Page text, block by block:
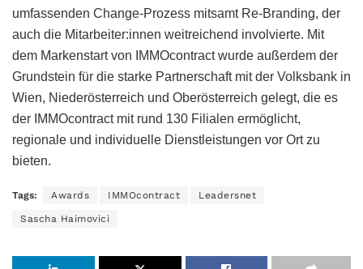
umfassenden Change-Prozess mitsamt Re-Branding, der
auch die Mitarbeiter:innen weitreichend involvierte. Mit
dem Markenstart von IMMOcontract wurde außerdem der
Grundstein für die starke Partnerschaft mit der Volksbank in
Wien, Niederösterreich und Oberösterreich gelegt, die es
der IMMOcontract mit rund 130 Filialen ermöglicht,
regionale und individuelle Dienstleistungen vor Ort zu
bieten.
Tags: Awards IMMOcontract Leadersnet
Sascha Haimovici